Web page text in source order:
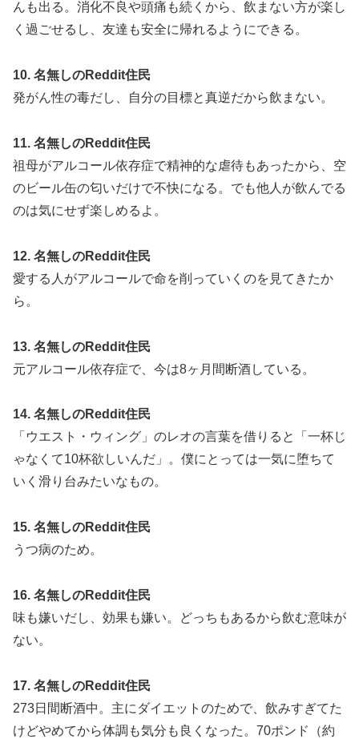
んも出る。消化不良や頭痛も続くから、飲まない方が楽し
く過ごせるし、友達も安全に帰れるようにできる。
10. 名無しのReddit住民
発がん性の毒だし、自分の目標と真逆だから飲まない。
11. 名無しのReddit住民
祖母がアルコール依存症で精神的な虐待もあったから、空
のビール缶の匂いだけで不快になる。でも他人が飲んでる
のは気にせず楽しめるよ。
12. 名無しのReddit住民
愛する人がアルコールで命を削っていくのを見てきたか
ら。
13. 名無しのReddit住民
元アルコール依存症で、今は8ヶ月間断酒している。
14. 名無しのReddit住民
「ウエスト・ウィング」のレオの言葉を借りると「一杯じ
ゃなくて10杯欲しいんだ」。僕にとっては一気に堕ちて
いく滑り台みたいなもの。
15. 名無しのReddit住民
うつ病のため。
16. 名無しのReddit住民
味も嫌いだし、効果も嫌い。どっちもあるから飲む意味が
ない。
17. 名無しのReddit住民
273日間断酒中。主にダイエットのためで、飲みすぎてた
けどやめてから体調も気分も良くなった。70ポンド（約